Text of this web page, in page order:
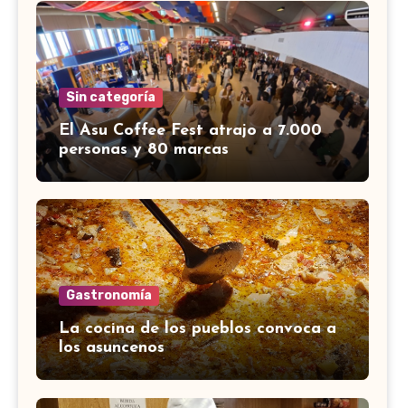
Sin categoría
El Asu Coffee Fest atrajo a 7.000
personas y 80 marcas
Gastronomía
La cocina de los pueblos convoca a
los asuncenos